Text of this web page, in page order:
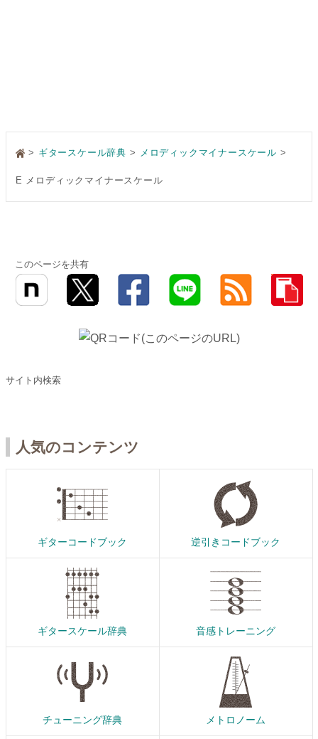
> ギタースケール辞典 メロディックマイナースケール
E メロディックマイナースケール
このページを共有
サイト内検索
人気のコンテンツ
ギターコードブック 逆引きコードブック
ギタースケール辞典 音感トレーニング
チューニング辞典 メトロノーム